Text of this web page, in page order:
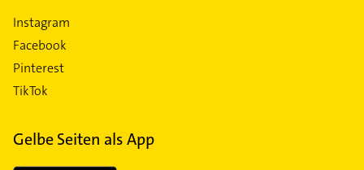
Instagram
Facebook
Pinterest
TikTok
Gelbe Seiten als App